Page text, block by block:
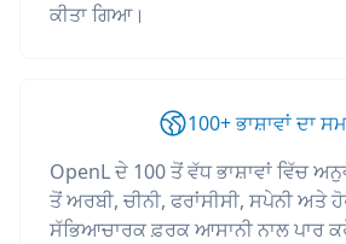
ਕੀਤਾ ਗਿਆ।
100+ ਭਾਸ਼ਾਵਾਂ ਦਾ
OpenL ਦੇ 100 ਤੋਂ ਵੱਧ ਭਾਸ਼ਾਵਾਂ ਵਿੱਚ
ਤੋਂ ਅਰਬੀ, ਚੀਨੀ, ਫਰਾਂਸੀਸੀ, ਸਪੇਨੀ ਅਤੇ
ਸੱਭਿਆਚਾਰਕ ਫ਼ਰਕ ਆਸਾਨੀ ਨਾਲ ਪਾਰ